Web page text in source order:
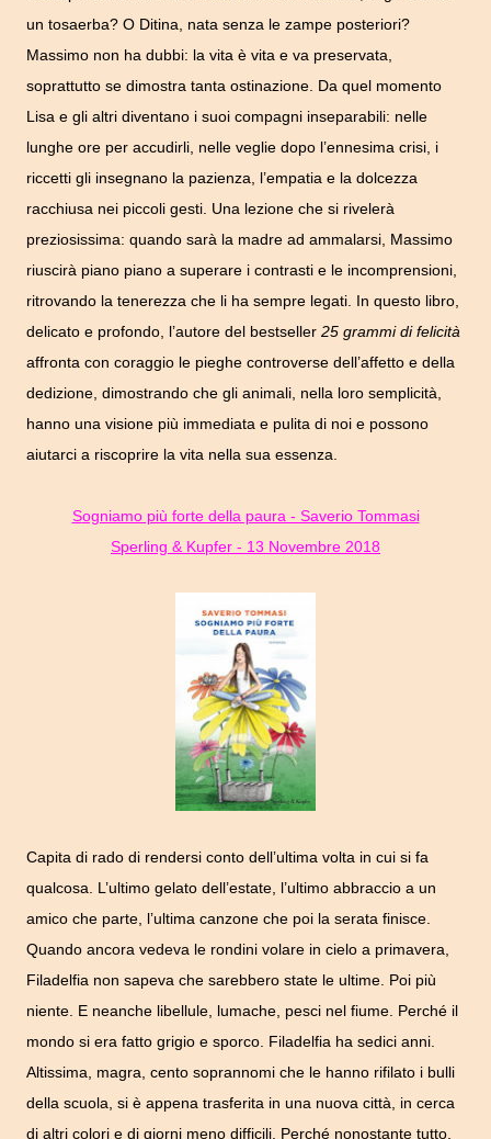
un tosaerba? O Ditina, nata senza le zampe posteriori?
Massimo non ha dubbi: la vita è vita e va preservata,
soprattutto se dimostra tanta ostinazione. Da quel momento
Lisa e gli altri diventano i suoi compagni inseparabili: nelle
lunghe ore per accudirli, nelle veglie dopo l’ennesima crisi, i
riccetti gli insegnano la pazienza, l’empatia e la dolcezza
racchiusa nei piccoli gesti. Una lezione che si rivelerà
preziosissima: quando sarà la madre ad ammalarsi, Massimo
riuscirà piano piano a superare i contrasti e le incomprensioni,
ritrovando la tenerezza che li ha sempre legati. In questo libro,
delicato e profondo, l’autore del bestseller 25 grammi di felicità
affronta con coraggio le pieghe controverse dell’affetto e della
dedizione, dimostrando che gli animali, nella loro semplicità,
hanno una visione più immediata e pulita di noi e possono
aiutarci a riscoprire la vita nella sua essenza.
Sogniamo più forte della paura - Saverio Tommasi
Sperling & Kupfer - 13 Novembre 2018
Capita di rado di rendersi conto dell’ultima volta in cui si fa
qualcosa. L’ultimo gelato dell’estate, l’ultimo abbraccio a un
amico che parte, l’ultima canzone che poi la serata finisce.
Quando ancora vedeva le rondini volare in cielo a primavera,
Filadelfia non sapeva che sarebbero state le ultime. Poi più
niente. E neanche libellule, lumache, pesci nel fiume. Perché il
mondo si era fatto grigio e sporco. Filadelfia ha sedici anni.
Altissima, magra, cento soprannomi che le hanno rifilato i bulli
della scuola, si è appena trasferita in una nuova città, in cerca
di altri colori e di giorni meno difficili. Perché nonostante tutto,